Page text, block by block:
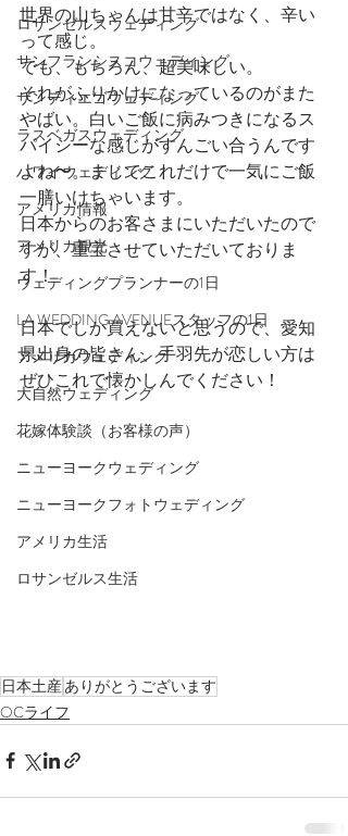
ロサンゼルスウェディング
サンフランシスコウェディング
サンディエゴウェディング
ラスベガスウェディング
ハワイウェディング
アメリカ情報
アメリカ観光
ウェディングプランナーの1日
LA WEDDING AVENUEスタッフの1日
アメリカウェディング
大自然ウェディング
花嫁体験談（お客様の声）
ニューヨークウェディング
ニューヨークフォトウェディング
アメリカ生活
ロサンゼルス生活
世界の山ちゃんは甘辛ではなく、辛い
って感じ。
でも、もちろん、超美味しい。
それがふりかけになっているのがまた
やばい。白いご飯に病みつきになるス
パイシーな感じがすんごい合うんです
よね〜。まじでこれだけで一気にご飯
一膳いけちゃいます。
日本からのお客さまにいただいたので
すが、重宝させていただいておりま
す！
日本でしか買えないと思うので、愛知
県出身の皆さん、手羽先が恋しい方は
ぜひこれで懐かしんでください！
日本土産ありがとうございます
OCライフ